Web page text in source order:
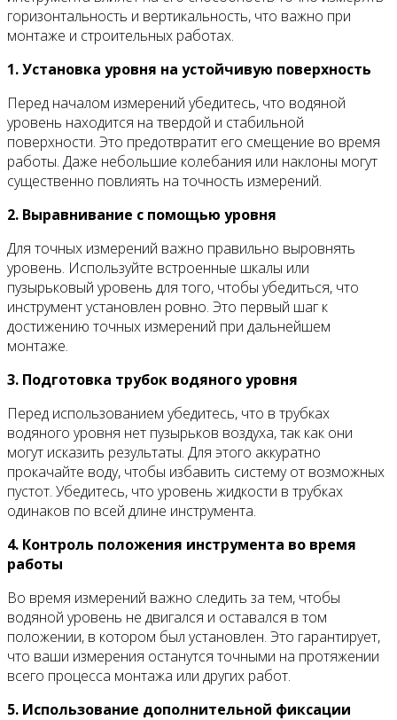
горизонтальность и вертикальность, что важно при
монтаже и строительных работах.
1. Установка уровня на устойчивую поверхность
Перед началом измерений убедитесь, что водяной
уровень находится на твердой и стабильной
поверхности. Это предотвратит его смещение во время
работы. Даже небольшие колебания или наклоны могут
существенно повлиять на точность измерений.
2. Выравнивание с помощью уровня
Для точных измерений важно правильно выровнять
уровень. Используйте встроенные шкалы или
пузырьковый уровень для того, чтобы убедиться, что
инструмент установлен ровно. Это первый шаг к
достижению точных измерений при дальнейшем
монтаже.
3. Подготовка трубок водяного уровня
Перед использованием убедитесь, что в трубках
водяного уровня нет пузырьков воздуха, так как они
могут исказить результаты. Для этого аккуратно
прокачайте воду, чтобы избавить систему от возможных
пустот. Убедитесь, что уровень жидкости в трубках
одинаков по всей длине инструмента.
4. Контроль положения инструмента во время
работы
Во время измерений важно следить за тем, чтобы
водяной уровень не двигался и оставался в том
положении, в котором был установлен. Это гарантирует,
что ваши измерения останутся точными на протяжении
всего процесса монтажа или других работ.
5. Использование дополнительной фиксации